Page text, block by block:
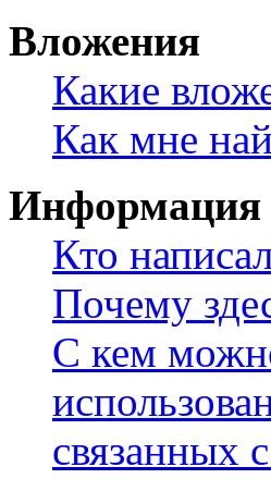
Вложения
Какие
Как мне
Информация
Кто
Почему
С кем
связанных